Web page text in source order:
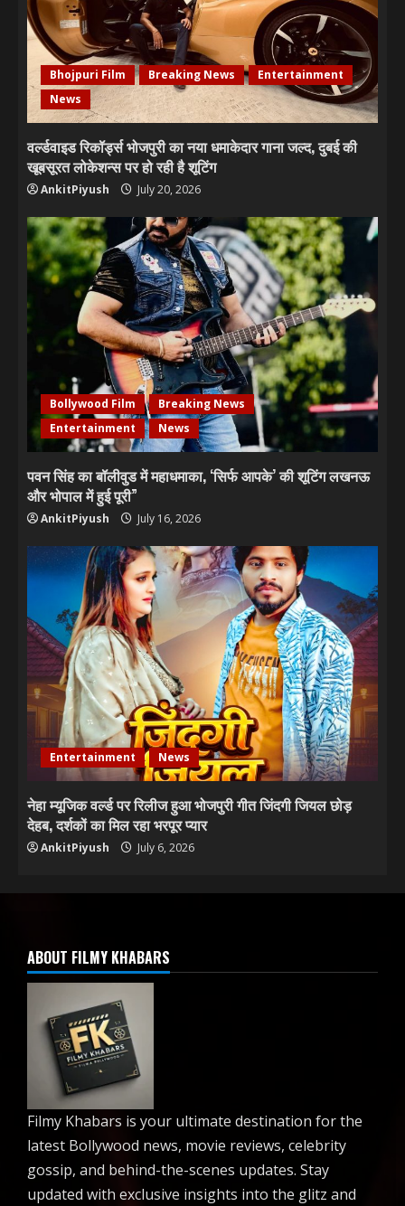
Bhojpuri Film Breaking News
Entertainment
News
वर्ल्डवाइड रिकॉर्ड्स भोजपुरी का नया धमाकेदार गाना जल्द, दुबई की
खूबसूरत लोकेशन्स पर हो रही है शूटिंग
AnkitPiyush July 20, 2026
Bollywood Film
Breaking News
Entertainment
News
पवन सिंह का बॉलीवुड में महाधमाका, ‘सिर्फ आपके’ की शूटिंग लखनऊ
और भोपाल में हुई पूरी”
AnkitPiyush July 16, 2026
Entertainment News
नेहा म्यूजिक वर्ल्ड पर रिलीज हुआ भोजपुरी गीत जिंदगी जियल छोड़
देहब, दर्शकों का मिल रहा भरपूर प्यार
AnkitPiyush July 6, 2026
ABOUT FILMY KHABARS
Filmy Khabars is your ultimate destination for the
latest Bollywood news, movie reviews, celebrity
gossip, and behind-the-scenes updates. Stay
updated with exclusive insights into the glitz and